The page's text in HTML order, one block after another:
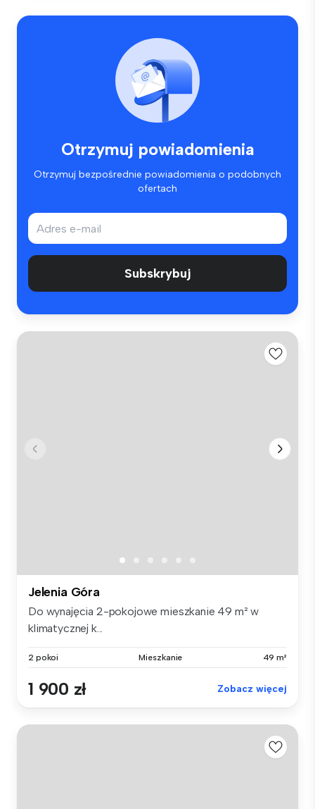
Otrzymuj powiadomienia
Otrzymuj bezpośrednie powiadomienia o podobnych
ofertach
Subskrybuj
Jelenia Góra
Do wynajęcia 2-pokojowe mieszkanie 49 m² w
klimatycznej k...
2 pokoi Mieszkanie 49 m²
1 900 zł Zobacz więcej